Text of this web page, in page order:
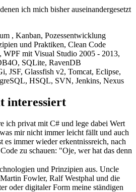
ich mich bisher auseinandergesetzt
, Kanban, Pozessentwicklung
und Praktiken, Clean Code
mit Visual Studio 2005 - 2013,
SQLite, RavenDB
JSF, Glassfish v2, Tomcat, Eclipse,
HSQL, SVN, Jenkins, Nexus
interessiert
ich privat mit C# und lege dabei Wert
mir nicht immer leicht fällt und auch
immer wieder erkentnissreich, nach
zu schauen: "Oje, wer hat das denn
und Prinzipien aus. Uncle
Fowler, Ralf Westphal und die
oder digitaler Form meine ständigen